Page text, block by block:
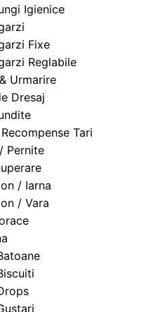
Igienice
Fixe
Reglabile
Urmarire
Dresaj
Tari
Pernite
/ Iarna
/ Vara